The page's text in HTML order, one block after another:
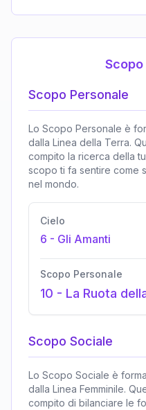
Scopo Personale
Lo Scopo Personale è
dalla Linea della Terra.
compito la ricerca della
scopo ti fa sentire come
nel mondo.
Cielo
6 - Gli Amanti
Scopo Personale
10 - La Ruota
Scopo Sociale
Lo Scopo Sociale è
dalla Linea Femminile.
compito di bilanciare le